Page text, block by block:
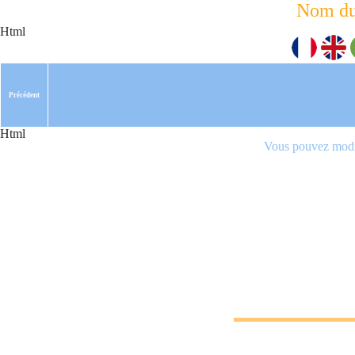
Html
Nom
Html
Précédent
Vous pouvez